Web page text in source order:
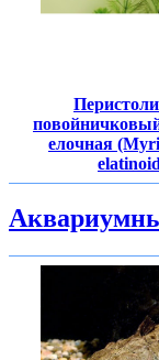
елочная